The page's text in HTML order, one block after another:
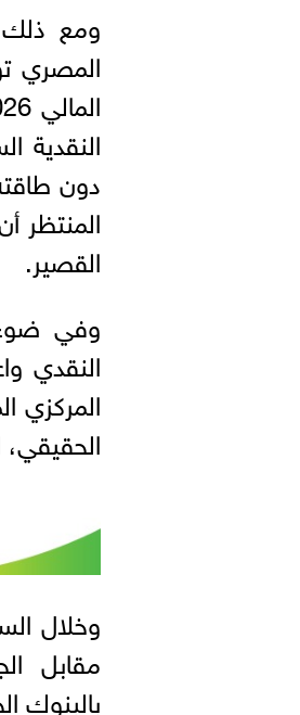
ومع
دون
القصير.
وفي ضوء
النقدي
وخلال
مقابل
بالبنوك